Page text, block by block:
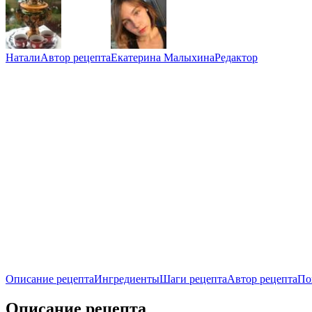
НаталиАвтор рецептаЕкатерина МалыхинаРедактор
Описание рецептаИнгредиентыШаги рецептаАвтор рецепта
Описание рецепта